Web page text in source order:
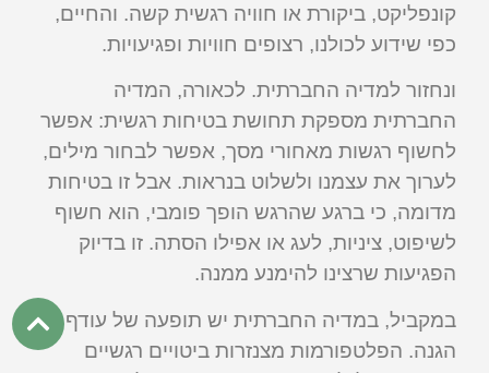
קונפליקט, ביקורת או חוויה רגשית קשה. והחיים,
כפי שידוע לכולנו, רצופים חוויות ופגיעויות.
ונחזור למדיה החברתית. לכאורה, המדיה
החברתית מספקת תחושת בטיחות רגשית: אפשר
לחשוף רגשות מאחורי מסך, אפשר לבחור מילים,
לערוך את עצמנו ולשלוט בנראות. אבל זו בטיחות
מדומה, כי ברגע שהרגש הופך פומבי, הוא חשוף
לשיפוט, ציניות, לעג או אפילו הסתה. זו בדיוק
הפגיעות שרצינו להימנע ממנה.
במקביל, במדיה החברתית יש תופעה של עודף
הגנה. הפלטפורמות מצנזרות ביטויים רגשיים